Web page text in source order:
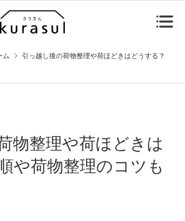
ム
引っ越し後の荷物整理や荷ほどきはどうする？
物整理や荷ほどきは
や荷物整理のコツも